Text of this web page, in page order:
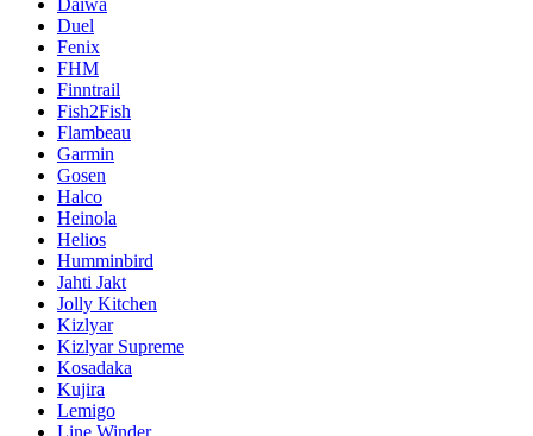
Daiwa
Duel
Fenix
FHM
Finntrail
Fish2Fish
Flambeau
Garmin
Gosen
Halco
Heinola
Helios
Humminbird
Jahti Jakt
Jolly Kitchen
Kizlyar
Kizlyar Supreme
Kosadaka
Kujira
Lemigo
Line Winder